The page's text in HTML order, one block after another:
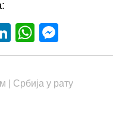
LinkedIn
WhatsApp
Србија у рату